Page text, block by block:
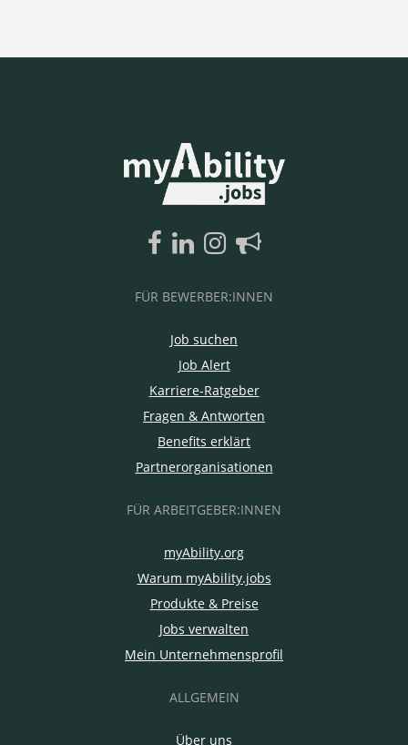
FÜR BEWERBER:INNEN
Job suchen
Job Alert
Karriere-Ratgeber
Fragen & Antworten
Benefits erklärt
Partnerorganisationen
FÜR ARBEITGEBER:INNEN
myAbility.org
Warum myAbility.jobs
Produkte & Preise
Jobs verwalten
Mein Unternehmensprofil
ALLGEMEIN
Über uns